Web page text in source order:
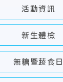
活動資訊
新生體檢
無糖暨蔬食日